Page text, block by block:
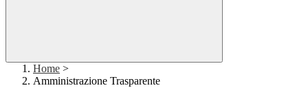
Home >
Amministrazione Trasparente